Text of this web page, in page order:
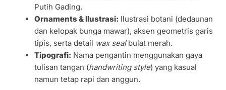
Putih Gading.
Ornaments & Ilustrasi: Ilustrasi botani (dedaunan
dan kelopak bunga mawar), aksen geometris garis
tipis, serta detail wax sealbulat merah.
Tipografi: Nama pengantin menggunakan gaya
tulisan tangan (handwriting style) yang kasual
namun tetap rapi dan anggun.